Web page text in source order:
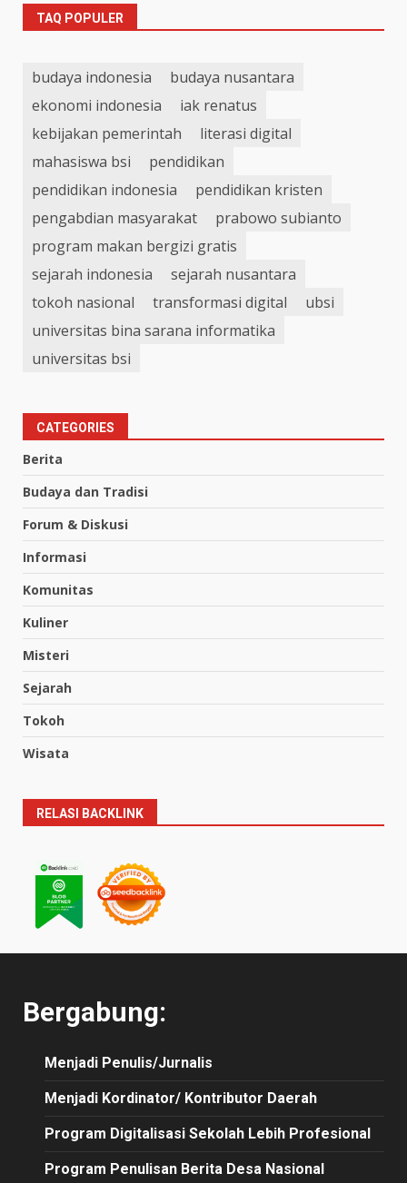
TAQ POPULER
budaya indonesia
budaya nusantara
ekonomi indonesia
iak renatus
kebijakan pemerintah
literasi digital
mahasiswa bsi
pendidikan
pendidikan indonesia
pendidikan kristen
pengabdian masyarakat
prabowo subianto
program makan bergizi gratis
sejarah indonesia
sejarah nusantara
tokoh nasional
transformasi digital
ubsi
universitas bina sarana informatika
universitas bsi
CATEGORIES
Berita
Budaya dan Tradisi
Forum & Diskusi
Informasi
Komunitas
Kuliner
Misteri
Sejarah
Tokoh
Wisata
RELASI BACKLINK
Bergabung:
Menjadi Penulis/Jurnalis
Menjadi Kordinator/ Kontributor Daerah
Program Digitalisasi Sekolah Lebih Profesional
Program Penulisan Berita Desa Nasional